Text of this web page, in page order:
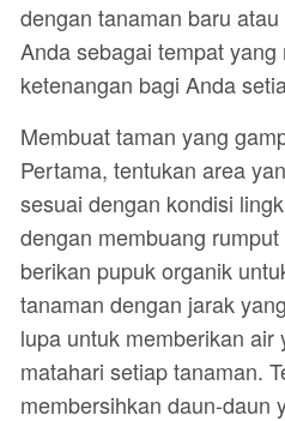
dengan tanaman baru
Anda sebagai tempat
ketenangan bagi Anda
Membuat taman yang
Pertama, tentukan area
sesuai dengan kondisi
dengan membuang
berikan pupuk organik
tanaman dengan jarak
lupa untuk memberikan
matahari setiap tanaman.
membersihkan daun-daun